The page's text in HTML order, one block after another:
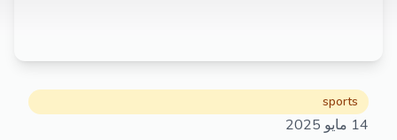
sports
14 مايو 2025